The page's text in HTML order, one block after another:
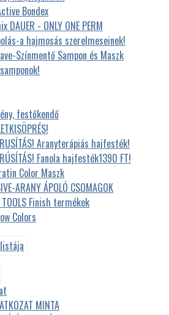
Bondex
DAUER - ONLY ONE PERM
a hajmosás szerelmeseinek!
Színmentő Sampon és Maszk
festőkendő
Aranyterápiás hajfesték!
Fanola hajfesték1390 FT!
Color Maszk
ARANY ÁPOLÓ CSOMAGOK
Finish termékek
Colors
MINTA